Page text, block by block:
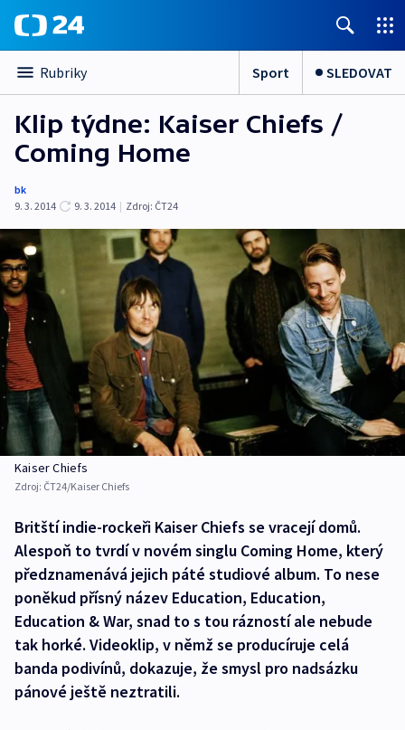
Rubriky Sport SLEDOVAT
Klip týdne: Kaiser Chiefs /
Coming Home
bk
9. 3. 2014
9. 3. 2014 | Zdroj: ČT24
Kaiser Chiefs
Zdroj: ČT24/Kaiser Chiefs
Britští indie-rockeři Kaiser Chiefs se vracejí domů.
Alespoň to tvrdí v novém singlu Coming Home, který
předznamenává jejich páté studiové album. To nese
poněkud přísný název Education, Education,
Education & War, snad to s tou rázností ale nebude
tak horké. Videoklip, v němž se producíruje celá
banda podivínů, dokazuje, že smysl pro nadsázku
pánové ještě neztratili.